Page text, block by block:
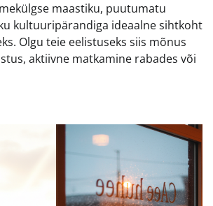
maastiku, puutumatu
kultuuripärandiga ideaalne sihtkoht
Olgu teie eelistuseks siis mõnus
aktiivne matkamine rabades või